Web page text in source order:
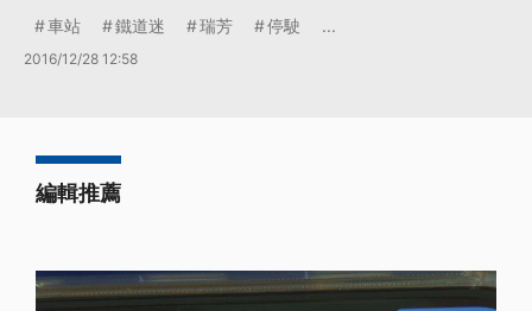
車站 鐵道迷 瑞芳 停駛 ...
2016/12/28 12:58
編輯推薦